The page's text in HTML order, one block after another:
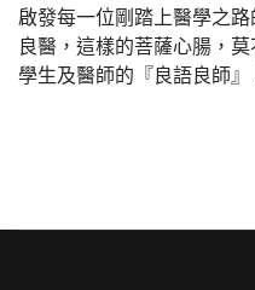
啟發每一位剛踏上醫學之
良醫，這樣的菩薩心腸，
學生及醫師的『良語良師』